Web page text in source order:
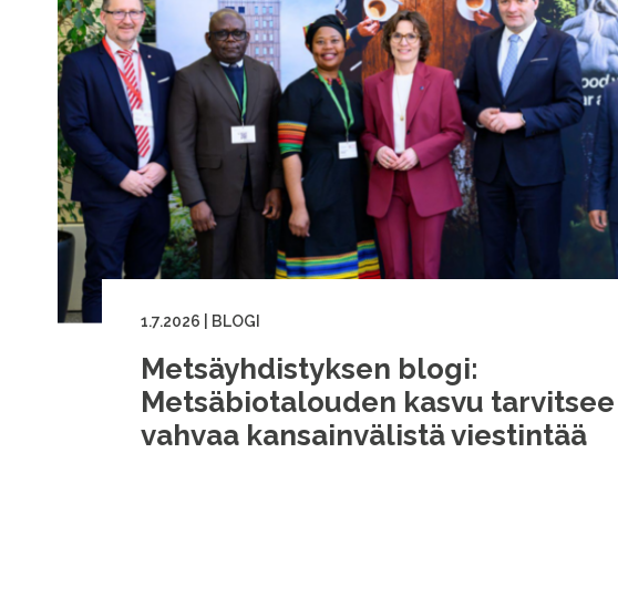
1.7.2026 BLOGI
Metsäyhdistyksen blogi:
Metsäbiotalouden kasvu tarvitsee
vahvaa kansainvälistä viestintää